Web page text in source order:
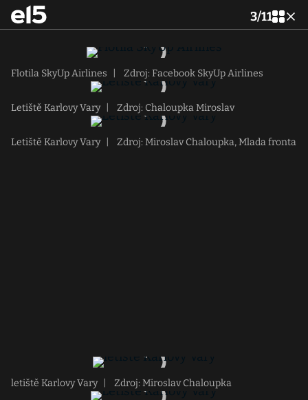
3/11
Flotila SkyUp Airlines Zdroj: Facebook SkyUp Airlines
Letiště Karlovy Vary Zdroj: Chaloupka Miroslav
Letiště Karlovy Vary Zdroj: Miroslav Chaloupka, Mlada fronta
letiště Karlovy Vary Zdroj: Miroslav Chaloupka